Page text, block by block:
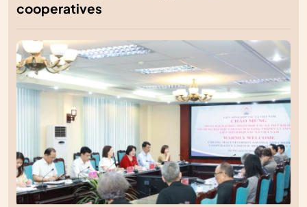
cooperatives